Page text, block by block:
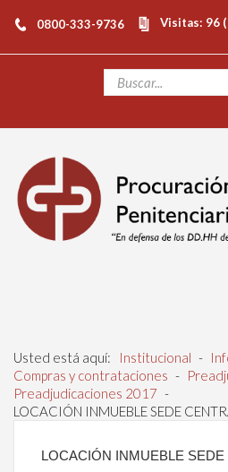
0800-333-9736 Visitas: 96
Usted está aquí: Institucional -
Compras y contrataciones -
Preadjudicaciones 2017 -
LOCACIÓN INMUEBLE SEDE
LOCACIÓN INMUEBLE